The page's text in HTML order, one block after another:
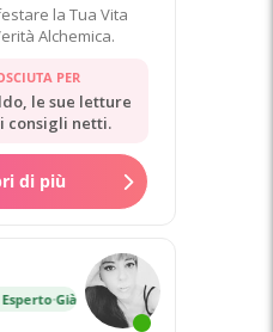
la Tua Vita
Alchemica.
PER
le sue letture
consigli netti.
di più
·Già 17 000 consulti